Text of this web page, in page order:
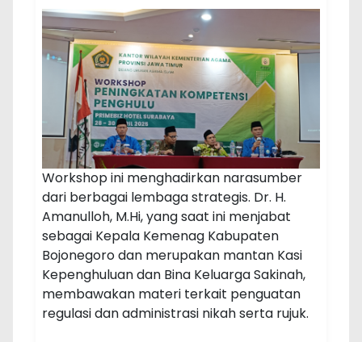
Workshop ini menghadirkan narasumber
dari berbagai lembaga strategis. Dr. H.
Amanulloh, M.Hi, yang saat ini menjabat
sebagai Kepala Kemenag Kabupaten
Bojonegoro dan merupakan mantan Kasi
Kepenghuluan dan Bina Keluarga Sakinah,
membawakan materi terkait penguatan
regulasi dan administrasi nikah serta rujuk.